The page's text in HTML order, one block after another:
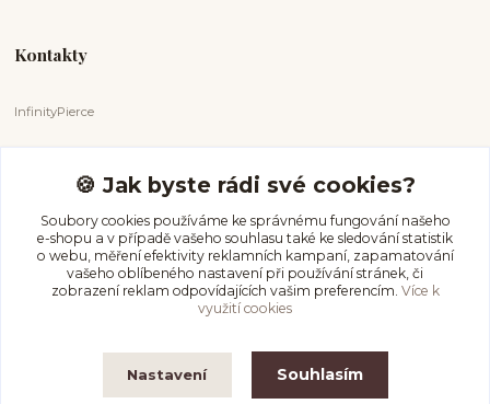
Kontakty
InfinityPierce
+420 731 681 038
(Po-Ne, 9-18 hod.)
info@infinitypierce.cz
🍪 Jak byste rádi své cookies?
Soubory cookies používáme ke správnému fungování našeho
e-shopu a v případě vašeho souhlasu také ke sledování statistik
o webu, měření efektivity reklamních kampaní, zapamatování
vašeho oblíbeného nastavení při používání stránek, či
zobrazení reklam odpovídajících vašim preferencím. Více k
využití cookies
Nastavení Souhlasím